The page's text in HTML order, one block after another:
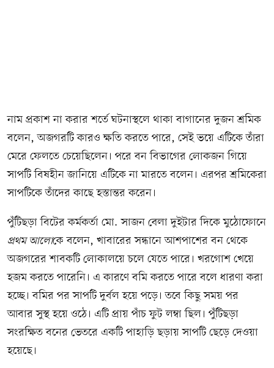
নাম প্রকাশ না করার শর্তে ঘটনাস্থলে থাকা বাগানের দুজন শ্রমিক
বলেন, অজগরটি কারও ক্ষতি করতে পারে, সেই ভয়ে এটিকে তাঁরা
মেরে ফেলতে চেয়েছিলেন। পরে বন বিভাগের লোকজন গিয়ে
সাপটি বিষহীন জানিয়ে এটিকে না মারতে বলেন। এরপর শ্রমিকেরা
সাপটিকে তাঁদের কাছে হস্তান্তর করেন।
পুঁটিছড়া বিটের কর্মকর্তা মো. সাজন বেলা দুইটার দিকে মুঠোফোনে
প্রথম আলোকে বলেন, খাবারের সন্ধানে আশপাশের বন থেকে
অজগরের শাবকটি লোকালয়ে চলে যেতে পারে। খরগোশ খেয়ে
হজম করতে পারেনি। এ কারণে বমি করতে পারে বলে ধারণা করা
হচ্ছে। বমির পর সাপটি দুর্বল হয়ে পড়ে। তবে কিছু সময় পর
আবার সুস্থ হয়ে ওঠে। এটি প্রায় পাঁচ ফুট লম্বা ছিল। পুঁটিছড়া
সংরক্ষিত বনের ভেতরে একটি পাহাড়ি ছড়ায় সাপটি ছেড়ে দেওয়া
হয়েছে।